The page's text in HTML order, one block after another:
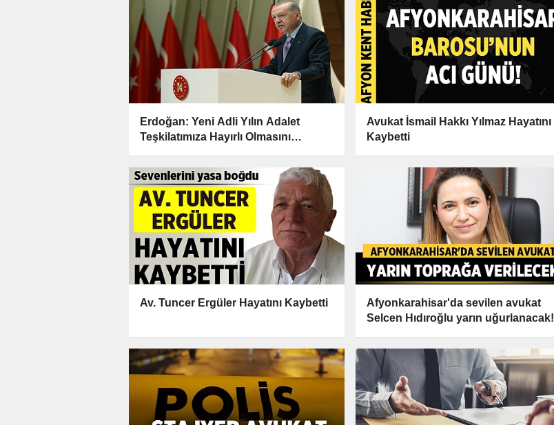
Erdoğan: Yeni Adli Yılın Adalet
Teşkilatımıza Hayırlı Olmasını
Avukat İsmail Hakkı Yılmaz Hayatını
Kaybetti
Av. Tuncer Ergüler Hayatını Kaybetti
Afyonkarahisar'da sevilen avukat
Selcen Hıdıroğlu yarın uğurlanacak!